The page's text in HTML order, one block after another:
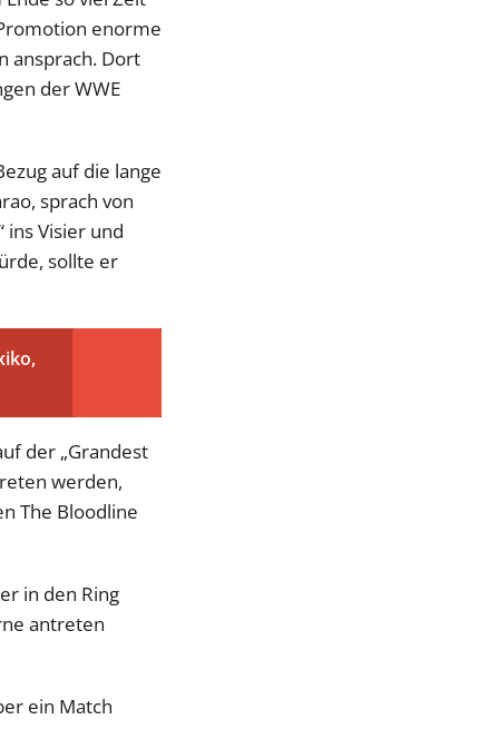
enorme
ansprach. Dort
der WWE
auf die lange
sprach von
ins Visier und
sollte er
der „Grandest
werden,
The Bloodline
in den Ring
antreten
ein Match